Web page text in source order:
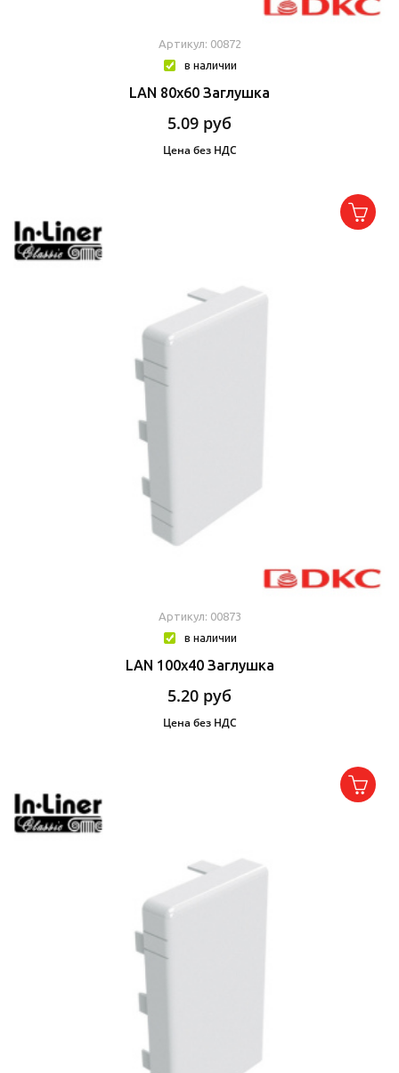
Артикул: 00872
в наличии
LAN 80x60 Заглушка
5.09 руб
Цена без НДС
Артикул: 00873
в наличии
LAN 100x40 Заглушка
5.20 руб
Цена без НДС